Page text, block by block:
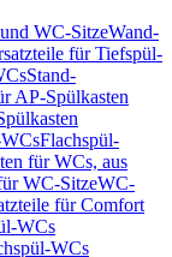
WC-SitzeWand-
für Tiefspül-
Stand-
AP-Spülkasten
Flachspül-
für WCs, aus
WC-SitzeWC-
für Comfort
WCs
WCs